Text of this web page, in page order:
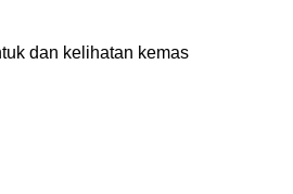
dan kelihatan kemas